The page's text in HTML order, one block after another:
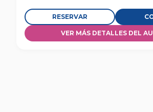
RESERVAR
VER MÁS DETALLES DEL